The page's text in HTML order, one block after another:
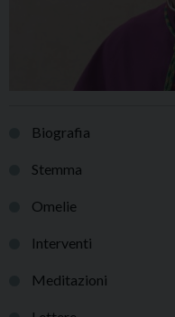
Biografia
Stemma
Omelie
Interventi
Meditazioni